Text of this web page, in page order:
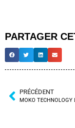
PARTAGER
PRÉCÉDENT